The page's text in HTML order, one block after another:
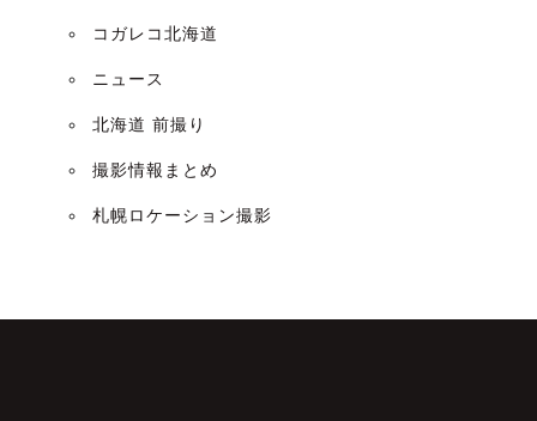
コガレコ北海道
ニュース
北海道 前撮り
撮影情報まとめ
札幌ロケーション撮影